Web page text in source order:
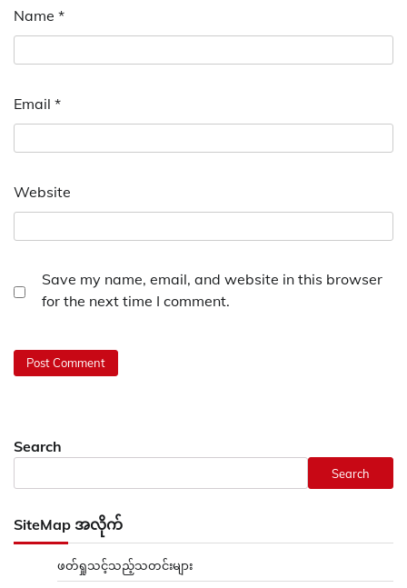
Name *
Email *
Website
Save my name, email, and website in this browser
for the next time I comment.
Search
Search
SiteMap အလိုက်
ဖတ်ရှုသင့်သည့်သတင်းများ